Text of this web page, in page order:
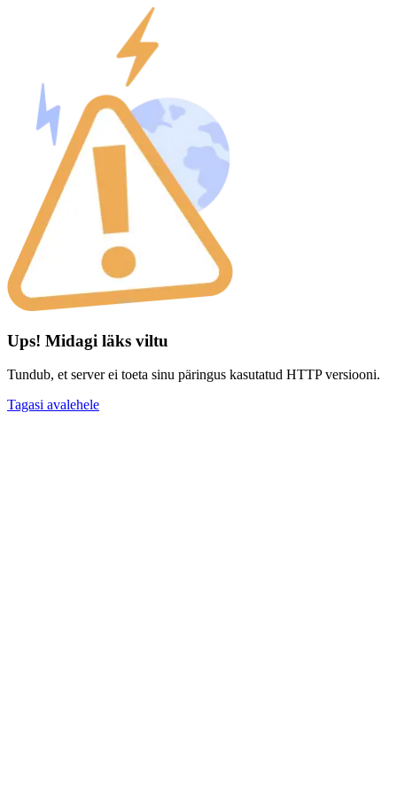
Ups! Midagi läks viltu
Tundub, et server ei toeta sinu päringus kasutatud HTTP versiooni.
Tagasi avalehele